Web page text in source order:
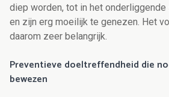
diep worden, tot in het
en zijn erg moeilijk te genezen. Het
daarom zeer belangrijk.
Preventieve doeltreffendheid die
bewezen